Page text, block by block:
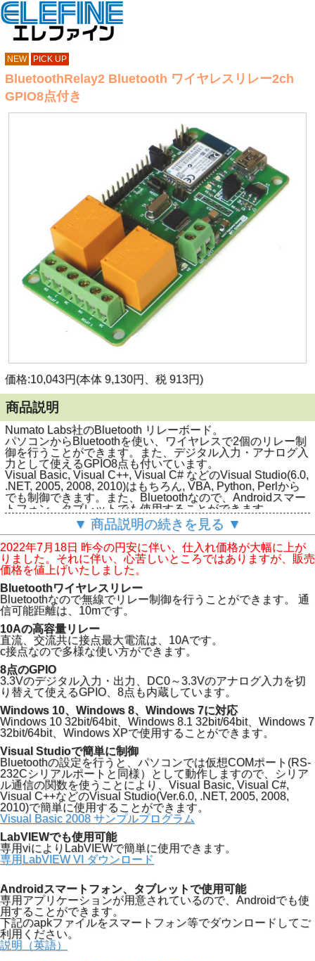
NEW PICK UP
BluetoothRelay2 Bluetooth ワイヤレスリレー2ch
GPIO8点付き
価格:10,043円(本体 9,130円、税 913円)
商品説明
Numato Labs社のBluetooth リレーボード。
パソコンからBluetoothを使い、ワイヤレスで2個のリレー制
御を行うことができます。また、デジタル入力・アナログ入
力として使えるGPIO8点も付いています。
Visual Basic, Visual C++, Visual C# などのVisual Studio(6.0,
.NET, 2005, 2008, 2010)はもちろん, VBA, Python, Perlから
でも制御できます。また、Bluetoothなので、Androidスマー
トフォン、タブレットでも使用することができます。
▼ 商品説明の続きを見る ▼
2022年7月18日 昨今の円安に伴い、仕入れ価格が大幅に上が
りました。それに伴い、心苦しいところではありますが、販売
価格を値上げいたしました。
Bluetoothワイヤレスリレー
Bluetoothなので無線でリレー制御を行うことができます。 通
信可能距離は、10mです。
10Aの高容量リレー
直流、交流共に接点最大電流は、10Aです。
c接点なので多様な使い方ができます。
8点のGPIO
3.3Vのデジタル入力・出力、DC0～3.3Vのアナログ入力を切
り替えて使えるGPIO、8点も内蔵しています。
Windows 10、Windows 8、Windows 7に対応
Windows 10 32bit/64bit、Windows 8.1 32bit/64bit、Windows 7
32bit/64bit、Windows XPで使用することができます。
Visual Studioで簡単に制御
Bluetoothの設定を行うと、パソコンでは仮想COMポート(RS-
232Cシリアルポートと同様）として動作しますので、シリア
ル通信の関数を使うことにより、Visual Basic, Visual C#,
Visual C++などのVisual Studio(Ver.6.0, .NET, 2005, 2008,
2010)で簡単に使用することができます。
Visual Basic 2008 サンプルプログラム
LabVIEWでも使用可能
専用viによりLabVIEWで簡単に使用できます。
専用LabVIEW VI ダウンロード
Androidスマートフォン、タブレットで使用可能
専用アプリケーションが用意されているので、Androidでも使
用することができます。
下記のapkファイルをスマートフォン等でダウンロードしてご
利用ください。
説明（英語）